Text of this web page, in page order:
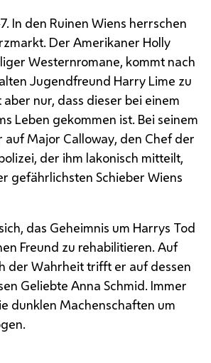
In den Ruinen Wiens herrschen
Der Amerikaner Holly
Westernromane, kommt nach
Jugendfreund Harry Lime zu
nur, dass dieser bei einem
Leben gekommen ist. Bei seinem
aufMajor Calloway, den Chef der
der ihm lakonisch mitteilt,
gefährlichsten Schieber Wiens
das Geheimnis um Harrys Tod
Freund zu rehabilitieren. Auf
der Wahrheit trifft er auf dessen
Geliebte Anna Schmid. Immer
dunklen Machenschaften um